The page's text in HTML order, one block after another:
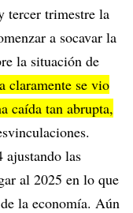
tercer trimestre la
a socavar la
la situación de
claramente se vio
caída tan abrupta,
ajustando las
al 2025 en lo que
la economía. Aún